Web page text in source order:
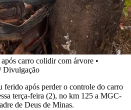
carro colidir com árvore •
Divulgação
ferido após perder o controle do carro
terça-feira (2), no km 125 a MGC-
de Deus de Minas.